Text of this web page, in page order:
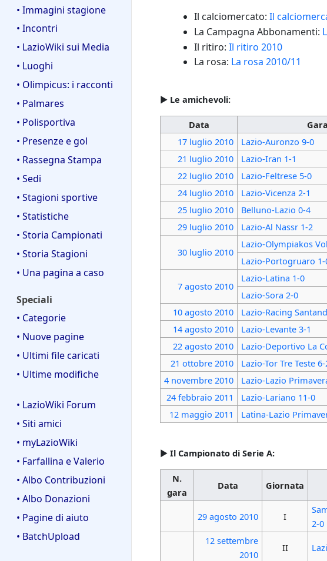
• Immagini stagione
• Incontri
• LazioWiki sui Media
• Luoghi
• Olimpicus: i racconti
• Palmares
• Polisportiva
• Presenze e gol
• Rassegna Stampa
• Sedi
• Stagioni sportive
• Statistiche
• Storia Campionati
• Storia Stagioni
• Una pagina a caso
Speciali
• Categorie
• Nuove pagine
• Ultimi file caricati
• Ultime modifiche
• LazioWiki Forum
• Siti amici
• myLazioWiki
• Farfallina e Valerio
• Albo Contribuzioni
• Albo Donazioni
• Pagine di aiuto
• BatchUpload
Il calciomercato: Il
La Campagna Abbonamenti:
Il ritiro: Il ritiro 2010
La rosa: La rosa 2010/11
► Le amichevoli:
Data Gara
17 luglio 2010
Lazio-Auronzo 9-0
21 luglio 2010
Lazio-Iran 1-1
22 luglio 2010
Lazio-Feltrese 5-0
24 luglio 2010
Lazio-Vicenza 2-1
25 luglio 2010
Belluno-Lazio 0-4
29 luglio 2010 Lazio-Al Nassr 1-2
30 luglio 2010
Lazio-Olympiakos
Lazio-Portogruaro 1-
7 agosto 2010
Lazio-Latina 1-0
Lazio-Sora 2-0
10 agosto 2010
Lazio-Racing
14 agosto 2010
Lazio-Levante 3-1
22 agosto 2010
Lazio-Deportivo La
21 ottobre 2010
Lazio-Tor Tre Teste
4 novembre 2010
Lazio-Lazio
24 febbraio 2011
Lazio-Lariano 11-0
12 maggio 2011 Latina-Lazio
► Il Campionato di Serie A:
N.
gara
Data Giornata
29 agosto 2010 I
2-0
12 settembre
2010
II